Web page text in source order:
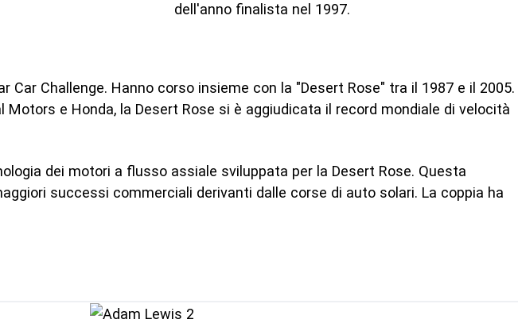
dell'anno finalista nel 1997.
Challenge. Hanno corso insieme con la "Desert Rose" tra il 1987 e il 2005.
e Honda, la Desert Rose si è aggiudicata il record mondiale di velocità
dei motori a flusso assiale sviluppata per la Desert Rose. Questa
successi commerciali derivanti dalle corse di auto solari. La coppia ha